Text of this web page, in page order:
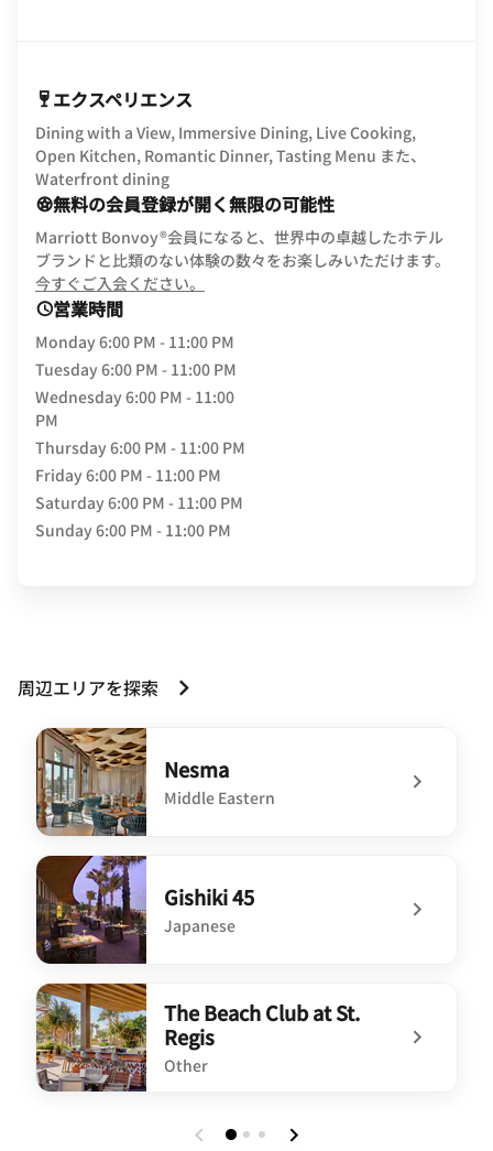
エクスペリエンス
Dining with a View, Immersive Dining, Live Cooking,
Open Kitchen, Romantic Dinner, Tasting Menu また、
Waterfront dining
無料の会員登録が開く無限の可能性
Marriott Bonvoy®会員になると、世界中の卓越したホテル
ブランドと比類のない体験の数々をお楽しみいただけます。
今すぐご入会ください。
営業時間
Monday6:00 PM - 11:00 PM
Tuesday6:00 PM - 11:00 PM
Wednesday6:00 PM - 11:00
PM
Thursday6:00 PM - 11:00 PM
Friday6:00 PM - 11:00 PM
Saturday6:00 PM - 11:00 PM
Sunday6:00 PM - 11:00 PM
周辺エリアを探索
Nesma
Middle Eastern
undefined Nesma
Gishiki 45
Japanese
undefined Gishiki 45
The Beach Club at St.
Regis
Other
undefined The Beach Club at St. Regis